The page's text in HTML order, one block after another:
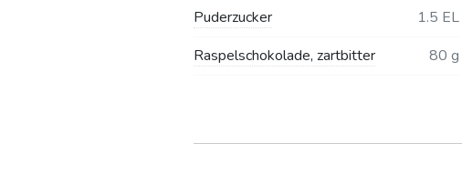
Puderzucker
1.5 EL
Raspelschokolade, zartbitter
80 g